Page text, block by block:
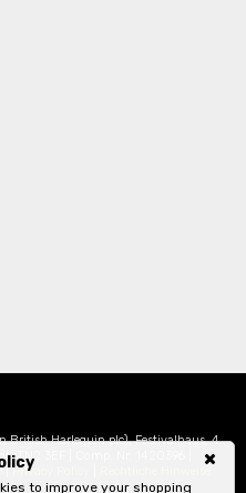
to improve your shopping
British Harlequin plc), Festivalhaus, 4
TN2 3EF | Comp. Nr. 1420396 |
|Privacy Policy